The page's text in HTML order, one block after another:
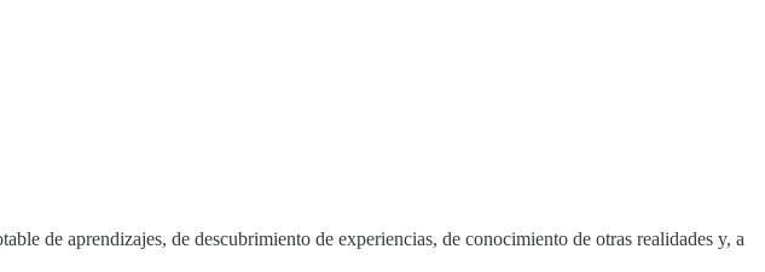
de aprendizajes, de descubrimiento de experiencias, de conocimiento de otras realidades y, a